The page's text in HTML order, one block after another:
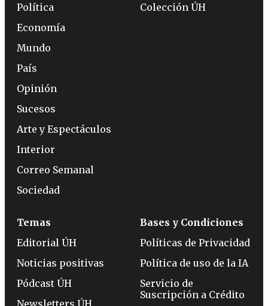
Política
Economía
Mundo
País
Opinión
Sucesos
Arte y Espectáculos
Interior
Correo Semanal
Sociedad
Colección ÚH
Temas
Editorial ÚH
Noticias positivas
Pódcast ÚH
Newsletters ÚH
Bases y Condiciones
Políticas de Privacidad
Política de uso de la IA
Servicio de
Suscripción a Crédito